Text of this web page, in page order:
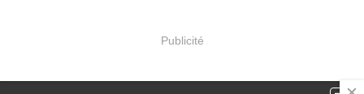
Publicité